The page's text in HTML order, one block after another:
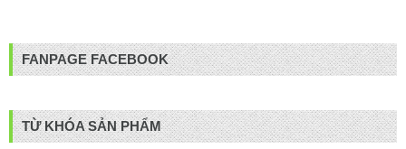
FANPAGE FACEBOOK
TỪ KHÓA SẢN PHẨM